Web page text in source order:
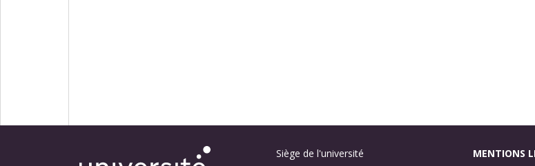
Siège de l'université
MENTIONS